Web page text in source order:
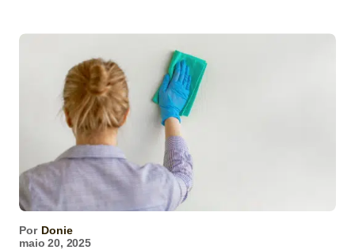
Por Donie
maio 20, 2025